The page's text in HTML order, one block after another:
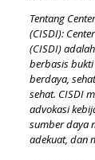
Tentang
(CISDI):
(CISDI)
berbasis
berdaya,
sehat. CISDI
advokasi
sumber daya
adekuat, dan